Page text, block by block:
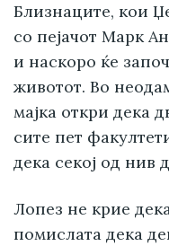
Близнаците, кои
со пејачот Марк
и наскоро ќе
животот. Во
мајка откри дека
сите пет
дека секој од нив
Лопез не крие
помислата дека